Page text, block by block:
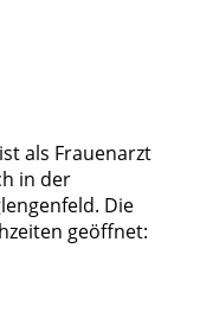
als Frauenarzt
in der
Die
geöffnet: